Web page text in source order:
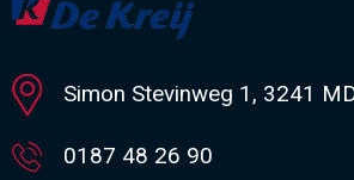
Simon Stevinweg 1, 3241
0187 48 26 90